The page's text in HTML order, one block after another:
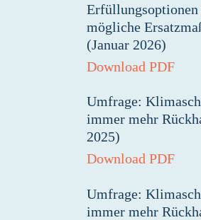
Erfüllungsoptionen
mögliche
(Januar 2026)
Download PDF
Umfrage:
immer mehr
2025)
Download PDF
Umfrage:
immer mehr